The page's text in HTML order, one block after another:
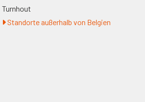
Turnhout
Standorte außerhalb von Belgien